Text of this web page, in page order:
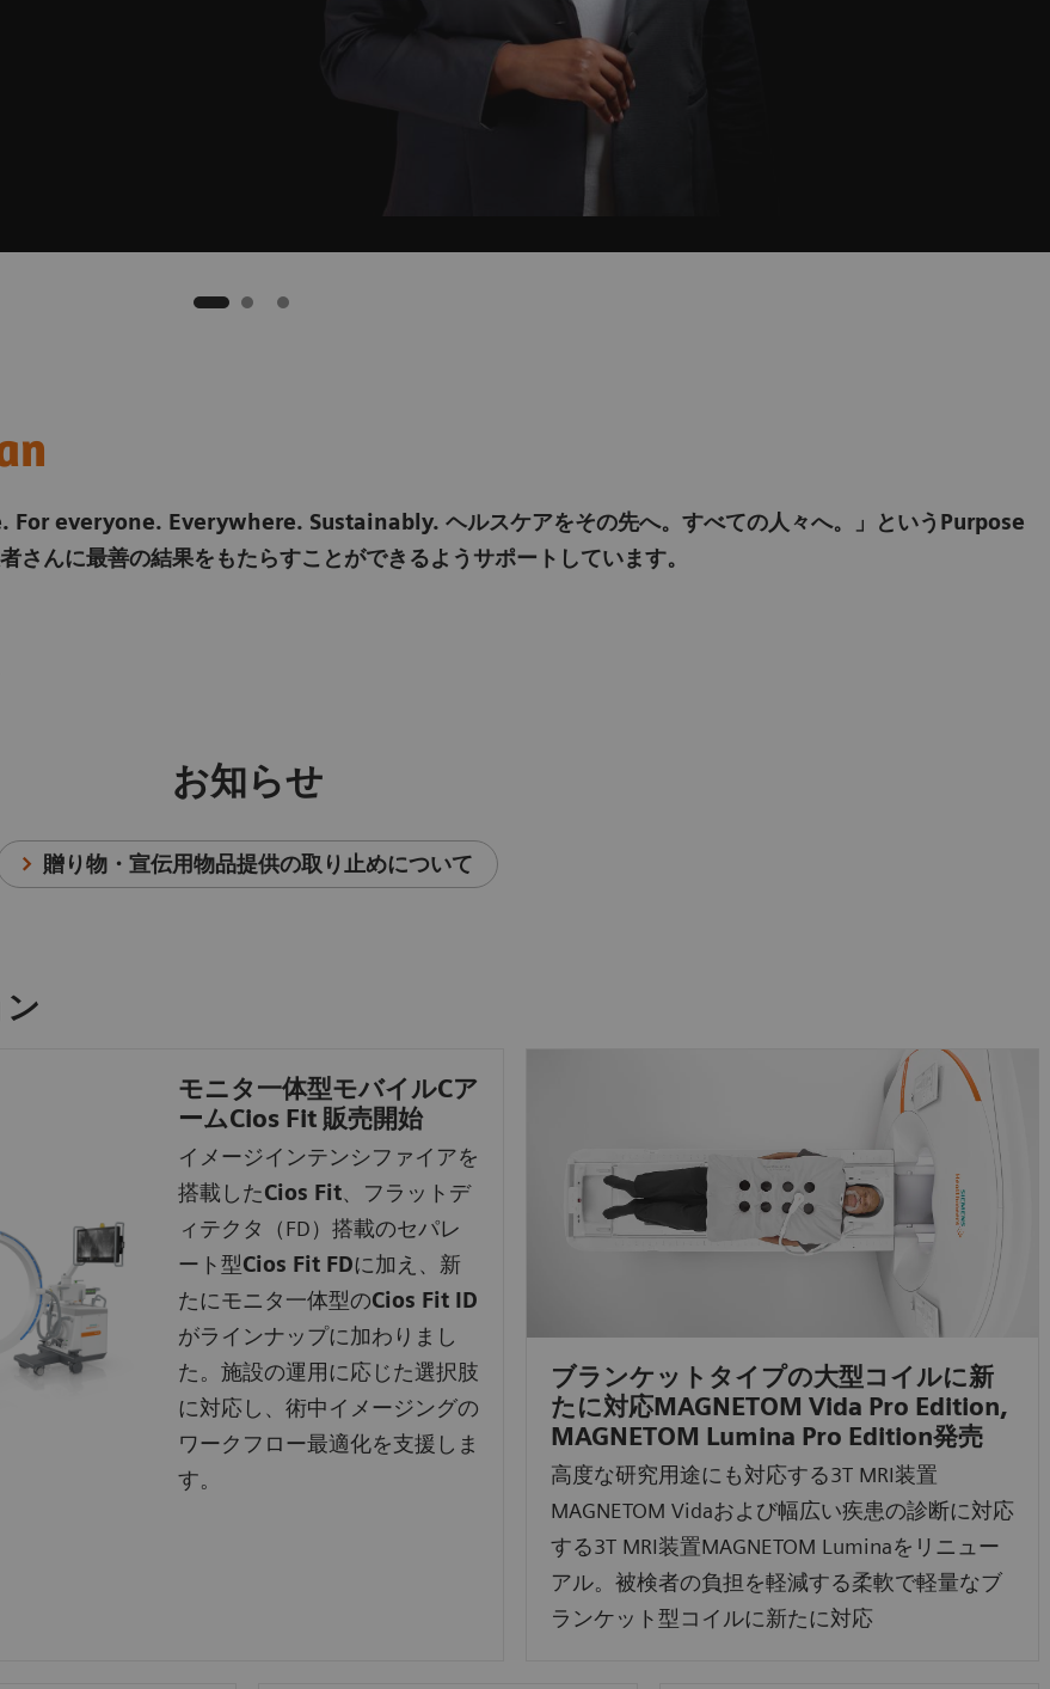
everyone. Everywhere. Sustainably. ヘルスケアをその先へ。すべての人々へ。」というPurpose
んに最善の結果をもたらすことができるようサポートしています。
お知らせ
贈り物・宣伝用物品提供の取り止めについて
モニタ一体型モバイルCア
ームCios Fit 販売開始
イメージインテンシファイアを
搭載したCios Fit、フラットデ
ィテクタ（FD）搭載のセパレ
ート型Cios Fit FDに加え、新
たにモニタ一体型のCios Fit ID
がラインナップに加わりまし
た。施設の運用に応じた選択肢
に対応し、術中イメージングの
ワークフロー最適化を支援しま
す。
ブランケットタイプの大型コイルに新
たに対応MAGNETOM Vida Pro Edition,
MAGNETOM Lumina Pro Edition発売
高度な研究用途にも対応する3T MRI装置
MAGNETOM Vidaおよび幅広い疾患の診断に対応
する3T MRI装置MAGNETOM Luminaをリニュー
アル。被検者の負担を軽減する柔軟で軽量なブ
ランケット型コイルに新たに対応